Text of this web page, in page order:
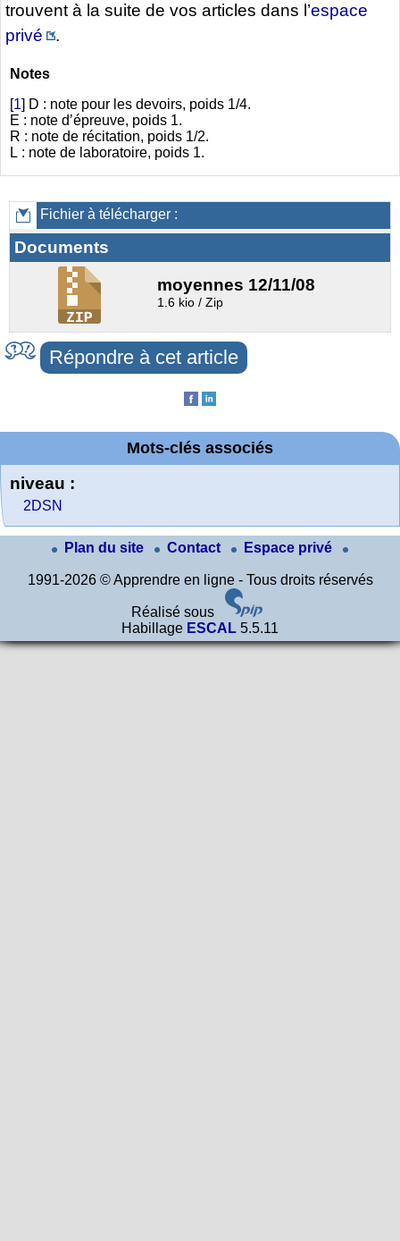
trouvent à la suite de vos articles dans l’espace
privé
.
Notes
[1] D : note pour les devoirs, poids 1/4.
E : note d’épreuve, poids 1.
R : note de récitation, poids 1/2.
L : note de laboratoire, poids 1.
Fichier à télécharger :
Documents
moyennes 12/11/08
1.6 kio / Zip
Répondre à cet article
Mots-clés associés
niveau :
2DSN
Plan du site Contact Espace privé
1991-2026 © Apprendre en ligne - Tous droits réservés
Réalisé sous
Habillage ESCAL 5.5.11